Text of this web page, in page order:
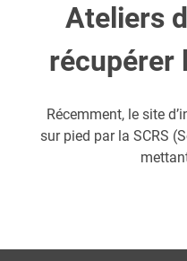
Ateliers
récupérer
Récemment, le site
sur pied par la SCRS